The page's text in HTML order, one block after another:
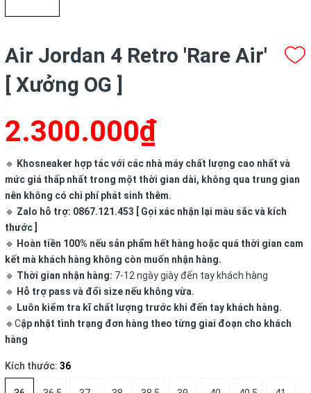
Air Jordan 4 Retro 'Rare Air'
[ Xưởng OG ]
2.300.000₫
🔹 Khosneaker hợp tác với các nhà máy chất lượng cao nhất và
mức giá thấp nhất trong một thời gian dài, không qua trung gian
nên không có chi phí phát sinh thêm.
🔹 Zalo hỗ trợ: 0867.121.453 [ Gọi xác nhận lại màu sắc và kích
thước ]
🔹 Hoàn tiền 100% nếu sản phẩm hết hàng hoặc quá thời gian cam
kết mà khách hàng không còn muốn nhận hàng.
🔹 Thời gian nhận hàng: 7-12 ngày giày đến tay khách hàng
🔹 Hỗ trợ pass và đổi size nếu không vừa.
🔹 Luôn kiểm tra kĩ chất lượng trước khi đến tay khách hàng.
🔹Cập nhật tình trạng đơn hàng theo từng giai đoạn cho khách
hàng
Kích thước: 36